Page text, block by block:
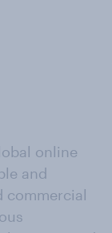
online
and
commercial